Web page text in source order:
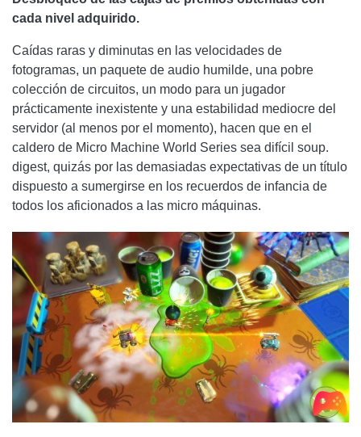
cada nivel adquirido.
Caídas raras y diminutas en las velocidades de
fotogramas, un paquete de audio humilde, una pobre
colección de circuitos, un modo para un jugador
prácticamente inexistente y una estabilidad mediocre del
servidor (al menos por el momento), hacen que en el
caldero de Micro Machine World Series sea difícil soup.
digest, quizás por las demasiadas expectativas de un título
dispuesto a sumergirse en los recuerdos de infancia de
todos los aficionados a las micro máquinas.